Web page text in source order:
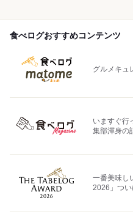
食べログおすすめコンテンツ
グルメキュ
いますぐ行
集部渾身の
一番美味し
2026」つい